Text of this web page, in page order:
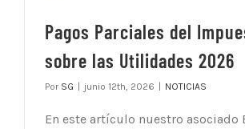
Pagos Parciales del
sobre las Utilidades 2026
Por SG junio 12th, 2026 NOTICIAS
En este artículo nuestro asociado